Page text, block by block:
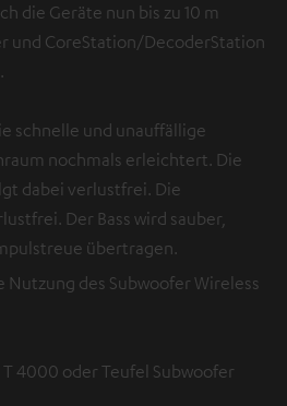
die Geräte nun bis zu 10 m
und CoreStation/DecoderStation
schnelle und unauffällige
nochmals erleichtert. Die
dabei verlustfrei. Die
Der Bass wird sauber,
übertragen.
Nutzung des Subwoofer Wireless
4000 oder Teufel Subwoofer